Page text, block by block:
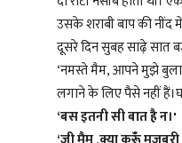
उसके शराबी बाप की
दूसरे दिन सुबह साढ़े सात
‘नमस्ते मैम, आपने मुझे
लगाने के लिए पैसे नहीं
‘बस इतनी सी बात है न।'